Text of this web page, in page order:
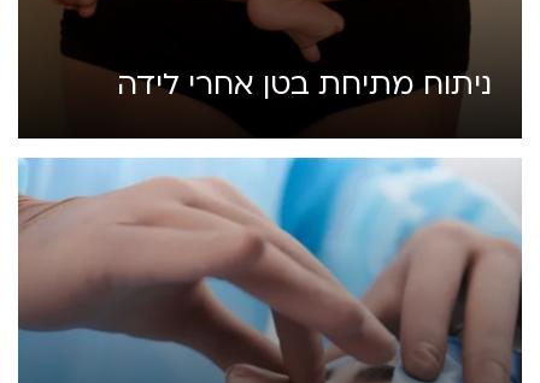
ניתוח מתיחת בטן אחרי לידה